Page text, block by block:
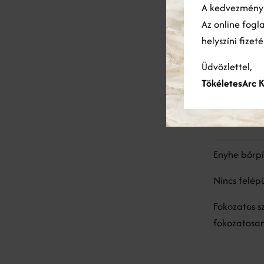
Befejezés:
Enyhe
Nincs
Fokozatos
A kedvezmény
Az online
helyszíni
Üdvözlettel,
TökéletesArc